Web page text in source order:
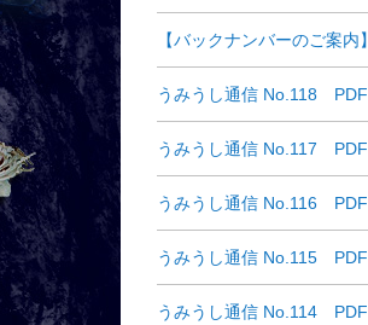
【バックナンバーのご案内】
うみうし通信 No.118 PDF
うみうし通信 No.117 PDF
うみうし通信 No.116 PDF
うみうし通信 No.115 PDF
うみうし通信 No.114 PDF